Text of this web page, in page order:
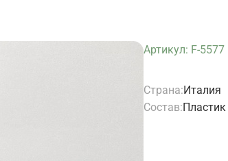
Артикул: F-5577
Страна:Италия
Состав:Пластик